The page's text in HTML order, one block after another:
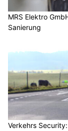
MRS Elektro
Sanierung
Verkehrs